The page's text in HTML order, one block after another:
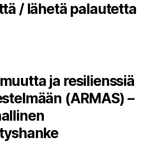
/ lähetä palautetta
ja resilienssiä
(ARMAS) –